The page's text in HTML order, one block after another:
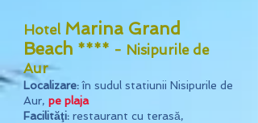
Hotel Marina Grand
Beach **** - Nisipurile de
Aur
Localizare:în sudul statiunii Nisipurile de
Aur, pe plaja
Facilităţi: restaurant cu terasă,